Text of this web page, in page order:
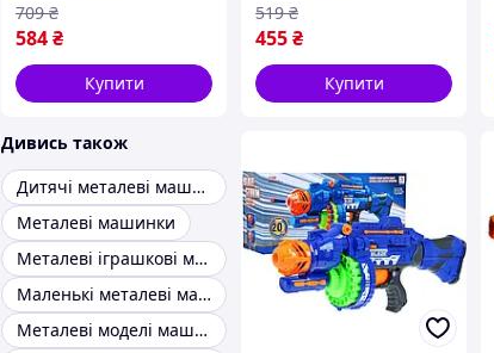
584₴
709 ₴
Купити
455₴
519 ₴
Купити
Дивись також
Дитячі металеві машинки
Металеві машинки
Металеві іграшкові машинки й техніка
Маленькі металеві машинки
Металеві моделі машин